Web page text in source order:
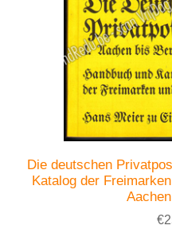
Die deutschen
Katalog der